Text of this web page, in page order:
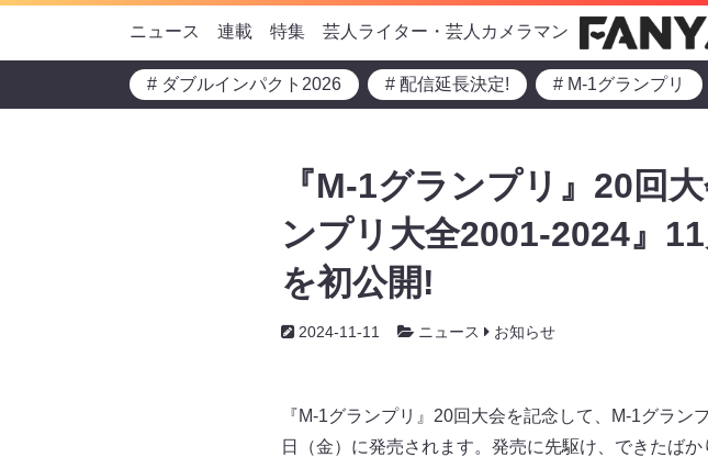
ニュース 連載 特集 芸人ライター・芸人カメラマン
# ダブルインパクト2026 # 配信延長決定! # M-1グランプリ
『M-1グランプリ』20回
ンプリ大全2001-2024』
を初公開!
2024-11-11 ニュース お知らせ
『M-1グランプリ』20回大会を記念して、M-1グラ
日（金）に発売されます。発売に先駆け、できたば